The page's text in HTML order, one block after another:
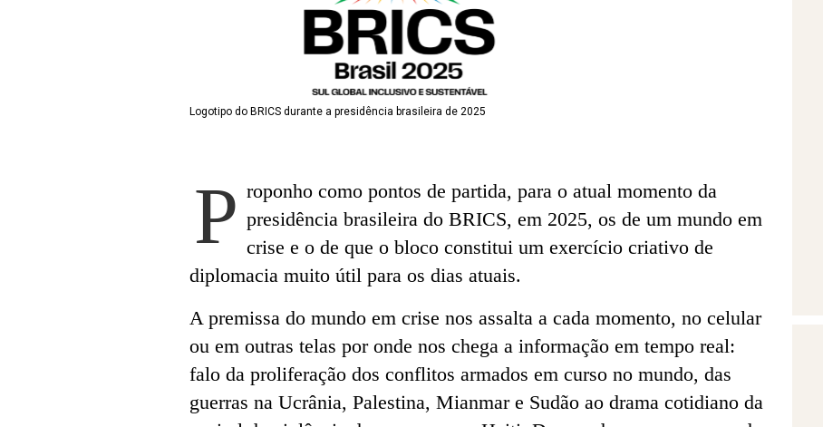
Logotipo do BRICS durante a presidência brasileira de 2025
P roponho como pontos de partida, para o atual momento da
presidência brasileira do BRICS, em 2025, os de um mundo em
crise e o de que o bloco constitui um exercício criativo de
diplomacia muito útil para os dias atuais.
A premissa do mundo em crise nos assalta a cada momento, no celular
ou em outras telas por onde nos chega a informação em tempo real:
falo da proliferação dos conflitos armados em curso no mundo, das
guerras na Ucrânia, Palestina, Mianmar e Sudão ao drama cotidiano da